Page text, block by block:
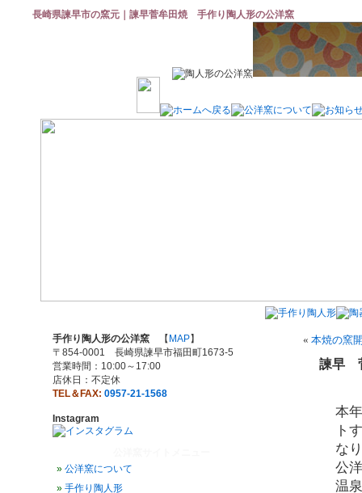
長崎県諫早市の窯元｜諫早菅牟田焼 手作り陶人形の公洋窯
手作り陶人形の公洋窯 【 MAP】
〒854-0001 長崎県諫早市福田町1673-5
営業時間：10:00～17:00
店休日：不定休
TEL＆FAX: 0957-21-1568
Instagram
公洋窯について
手作り陶人形
« 本焼の窯
諫早
本
ト
な
公
温